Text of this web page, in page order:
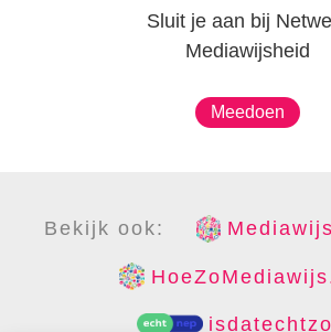
Sluit je aan bij
Mediawijsheid
Meedoen
Bekijk ook: